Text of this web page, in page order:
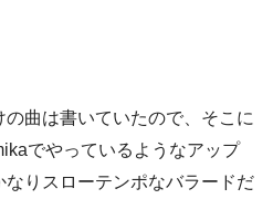
曲は書いていたので、そこに
でやっているようなアップ
りスローテンポなバラードだ